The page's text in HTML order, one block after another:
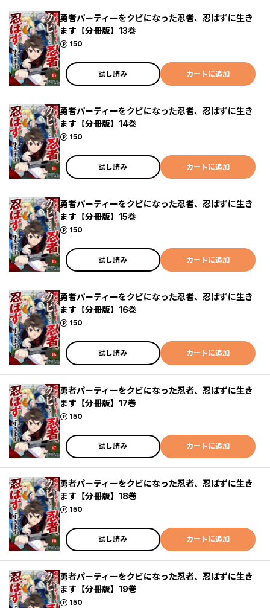
勇者パーティーをクビになった忍者、忍ばずに生き
ます【分冊版】13巻
150
ポイント
試し読み カートに追加
勇者パーティーをクビになった忍者、忍ばずに生き
ます【分冊版】14巻
150
ポイント
試し読み カートに追加
勇者パーティーをクビになった忍者、忍ばずに生き
ます【分冊版】15巻
150
ポイント
試し読み カートに追加
勇者パーティーをクビになった忍者、忍ばずに生き
ます【分冊版】16巻
150
ポイント
試し読み カートに追加
勇者パーティーをクビになった忍者、忍ばずに生き
ます【分冊版】17巻
150
ポイント
試し読み カートに追加
勇者パーティーをクビになった忍者、忍ばずに生き
ます【分冊版】18巻
150
ポイント
試し読み カートに追加
勇者パーティーをクビになった忍者、忍ばずに生き
ます【分冊版】19巻
150
ポイント